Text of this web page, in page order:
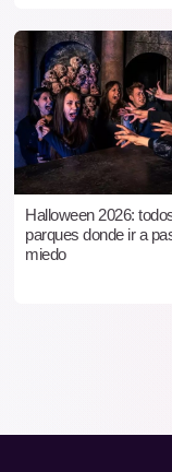
Halloween 2026:
parques donde ir a
miedo